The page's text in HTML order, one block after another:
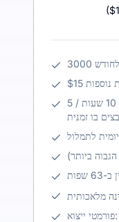
(
לחודש
כל קובץ יכול להיות באורך של עד 10 שעות / 5
לתמלול
ביותר)
שפות
מלאכותית
פורמטי ייצוא: Word, CSV, PDF, TXT, SRT,